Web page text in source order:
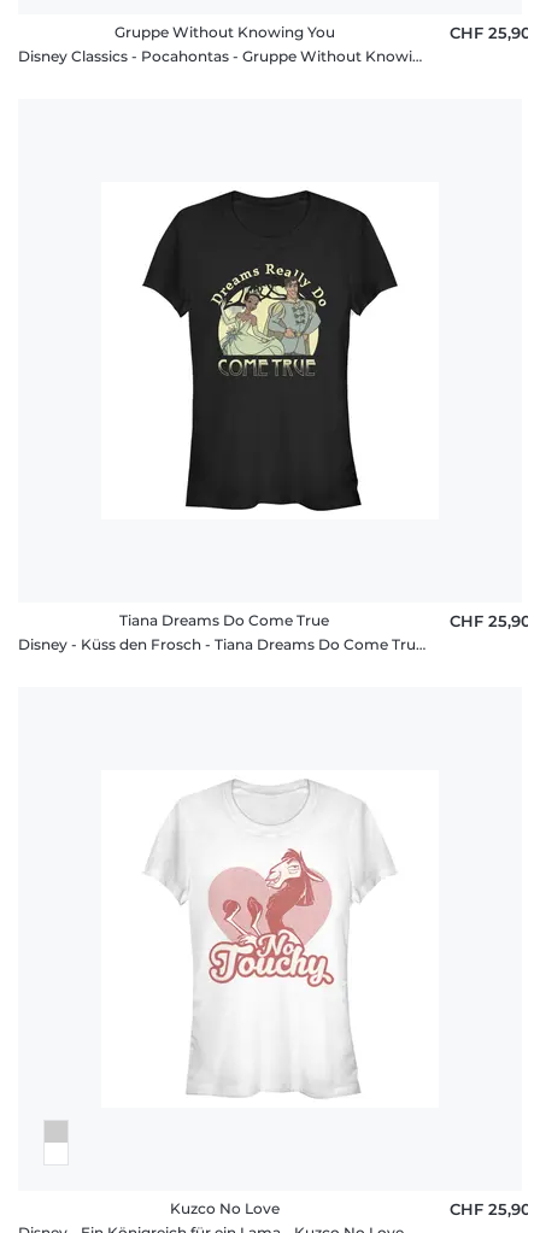
Gruppe Without Knowing You
Disney Classics - Pocahontas - Gruppe Without Knowing You - Valentinstag - Frauen T-Shirt
CHF 25,90
Tiana Dreams Do Come True
Disney - Küss den Frosch - Tiana Dreams Do Come True - Valentinstag - Frauen T-Shirt
CHF 25,90
Kuzco No Love
CHF 25,90